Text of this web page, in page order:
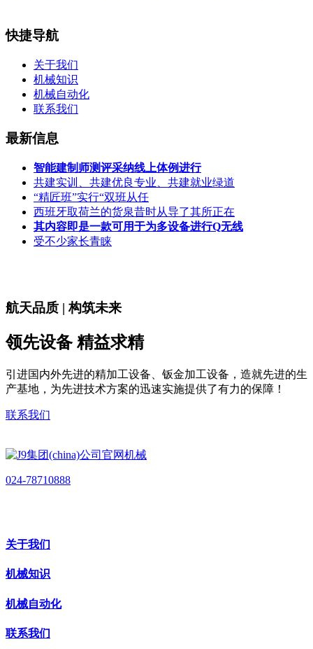
快捷导航
关于我们
机械知识
机械自动化
联系我们
最新信息
智能建制师测评采纳线上体例进行
共建实训、共建优良专业、共建就业绿道
“精匠班”实行“双班从任
西班牙取荷兰的货泉昔时从导了其所正在
其内容即是一款可用于为多设备进行Q无线
受不少家长青睐
航天品质 | 构筑未来
领先设备 精益求精
引进国内外先进的精加工设备、钣金加工设备，造就先进的生
产基地，为先进技术方案的迅速实施提供了有力的保障！
联系我们
024-78710888
关于我们
机械知识
机械自动化
联系我们